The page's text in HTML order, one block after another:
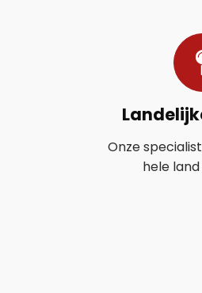
Onze
hele